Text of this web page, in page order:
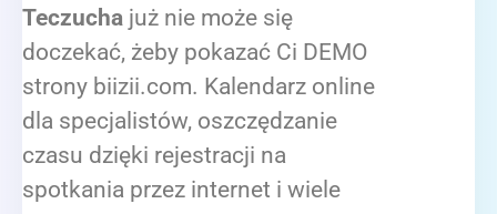
Teczucha już nie może się
doczekać, żeby pokazać Ci DEMO
strony biizii.com. Kalendarz online
dla specjalistów, oszczędzanie
czasu dzięki rejestracji na
spotkania przez internet i wiele